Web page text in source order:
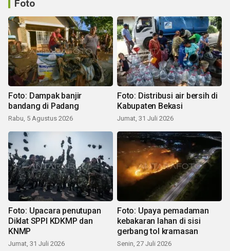
Foto
Foto: Dampak banjir
bandang di Padang
Rabu, 5 Agustus 2026
Foto: Distribusi air bersih di
Kabupaten Bekasi
Jumat, 31 Juli 2026
Foto: Upacara penutupan
Diklat SPPI KDKMP dan
KNMP
Jumat, 31 Juli 2026
Foto: Upaya pemadaman
kebakaran lahan di sisi
gerbang tol kramasan
Senin, 27 Juli 2026